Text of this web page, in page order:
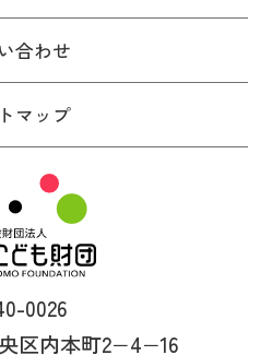
合わせ
マップ
0026
区内本町2−4−16